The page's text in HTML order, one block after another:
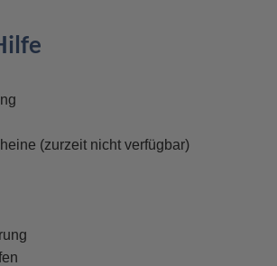
(zurzeit nicht verfügbar)